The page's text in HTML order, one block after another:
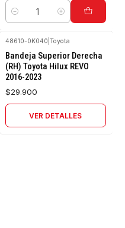
Cantidad
48610-0K040 Toyota
Bandeja Superior Derecha
(RH) Toyota Hilux REVO
2016-2023
$29.900
VER DETALLES